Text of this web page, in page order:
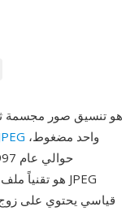
قياسي يحتوي على